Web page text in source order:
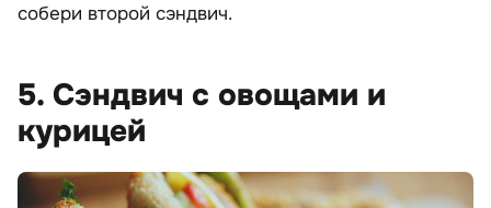
собери второй сэндвич.
5. Сэндвич с овощами и
курицей